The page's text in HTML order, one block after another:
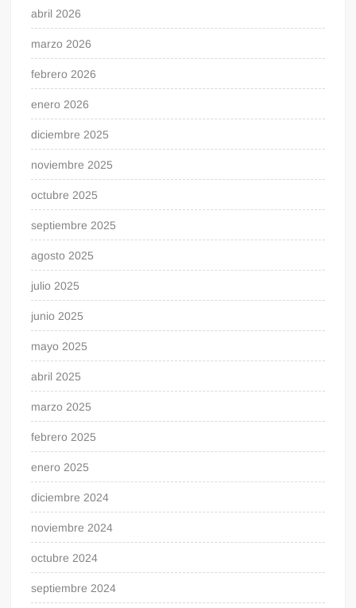
abril 2026
marzo 2026
febrero 2026
enero 2026
diciembre 2025
noviembre 2025
octubre 2025
septiembre 2025
agosto 2025
julio 2025
junio 2025
mayo 2025
abril 2025
marzo 2025
febrero 2025
enero 2025
diciembre 2024
noviembre 2024
octubre 2024
septiembre 2024